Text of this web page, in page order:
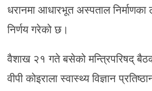
धरानमा आधारभूत अस्पताल निर्माणका
निर्णय गरेको छ।
वैशाख २१ गते बसेको मन्त्रिपरिषद्
वीपी कोइराला स्वास्थ्य विज्ञान